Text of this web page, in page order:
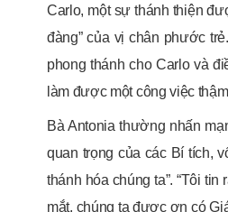
Carlo, một sự thánh thiện
đàng” của vị chân phước
phong thánh cho Carlo và
làm được một công việc
Bà Antonia thường nhấn
quan trọng của các Bí tích,
thánh hóa chúng ta”. “Tôi
mắt, chúng ta được ơn có